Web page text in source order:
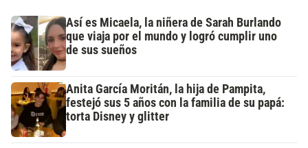
Así es Micaela, la niñera de Sarah Burlando
que viaja por el mundo y logró cumplir uno
de sus sueños
Anita García Moritán, la hija de Pampita,
festejó sus 5 años con la familia de su papá:
torta Disney y glitter